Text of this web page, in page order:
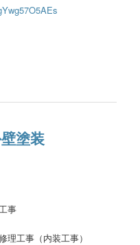
塗装
事
工事（内装工事）